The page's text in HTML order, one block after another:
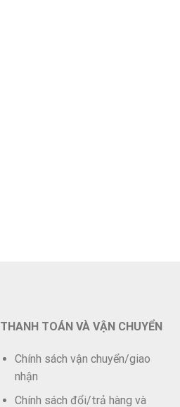
THANH TOÁN VÀ VẬN CHUYỂN
Chính sách vận chuyển/giao
nhận
Chính sách đổi/trả hàng và